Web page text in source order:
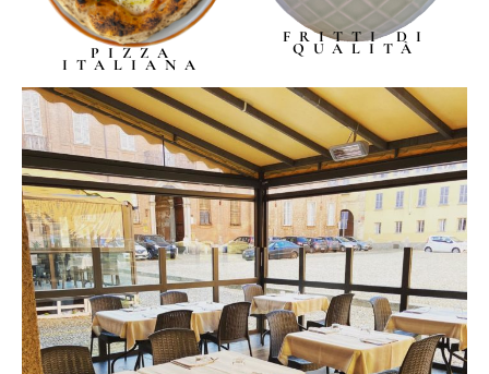
PIZZA
ITALIANA
FRITTI DI
QUALITÀ